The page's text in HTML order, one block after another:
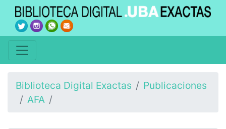
Biblioteca Digital Exactas
Publicaciones
AFA